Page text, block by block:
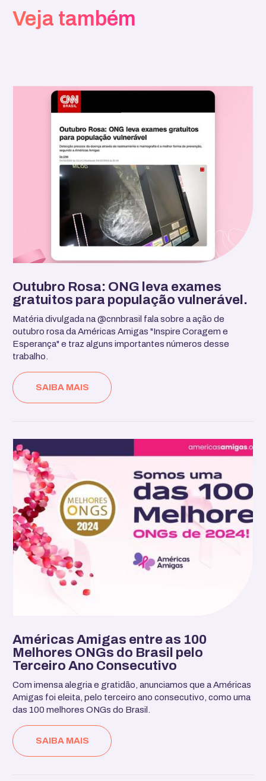
Veja também
Outubro Rosa: ONG leva exames
gratuitos para população vulnerável.
Matéria divulgada na @cnnbrasil fala sobre a ação de
outubro rosa da Américas Amigas "Inspire Coragem e
Esperança" e traz alguns importantes números desse
trabalho.
SAIBA MAIS
Américas Amigas entre as 100
Melhores ONGs do Brasil pelo
Terceiro Ano Consecutivo
Com imensa alegria e gratidão, anunciamos que a Américas
Amigas foi eleita, pelo terceiro ano consecutivo, como uma
das 100 melhores ONGs do Brasil.
SAIBA MAIS